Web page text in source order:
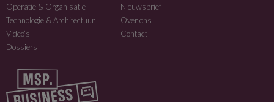
Operatie & Organisatie
Technologie & Architectuur
Video’s
Dossiers
Nieuwsbrief
Over ons
Contact